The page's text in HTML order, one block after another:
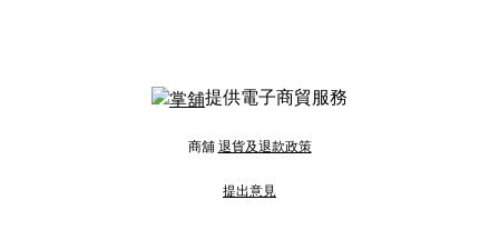
提供電子商貿服務
商舖 退貨及退款政策
提出意見